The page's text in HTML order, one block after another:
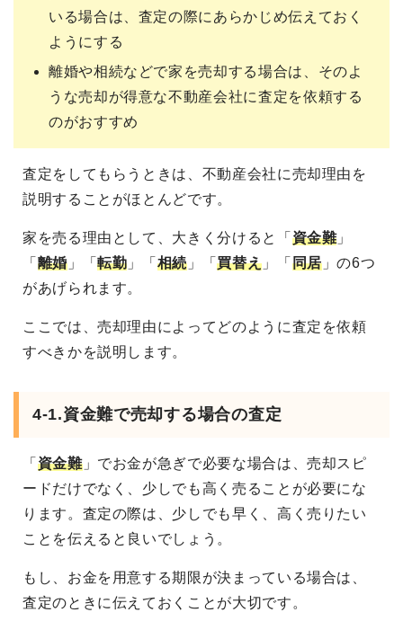
いる場合は、査定の際にあらかじめ伝えておく
ようにする
離婚や相続などで家を売却する場合は、そのよ
うな売却が得意な不動産会社に査定を依頼する
のがおすすめ
査定をしてもらうときは、不動産会社に売却理由を
説明することがほとんどです。
家を売る理由として、大きく分けると「 資金難」
「 離婚」「転勤 」「 相続 」「買替え 」「 同居」の6つ
があげられます。
ここでは、売却理由によってどのように査定を依頼
すべきかを説明します。
4-1.資金難で売却する場合の査定
「 資金難」でお金が急ぎで必要な場合は、売却スピ
ードだけでなく、少しでも高く売ることが必要にな
ります。査定の際は、少しでも早く、高く売りたい
ことを伝えると良いでしょう。
もし、お金を用意する期限が決まっている場合は、
査定のときに伝えておくことが大切です。